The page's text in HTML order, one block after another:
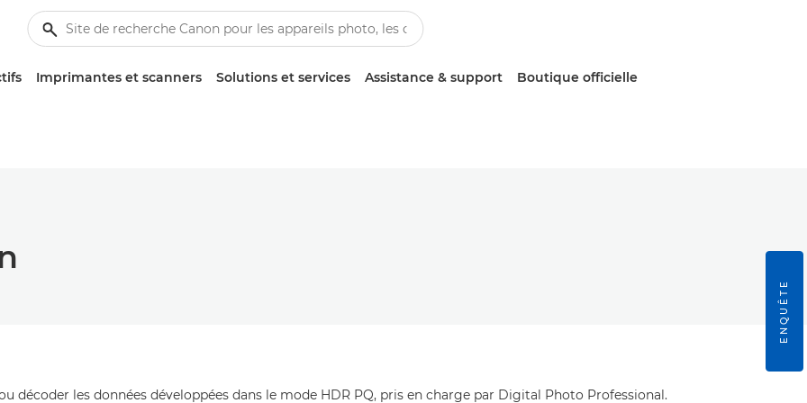
Imprimantes et scanners Solutions et services Assistance & support Boutique officielle
décoder les données développées dans le mode HDR PQ, pris en charge par Digital Photo Professional.
ENQUÊTE